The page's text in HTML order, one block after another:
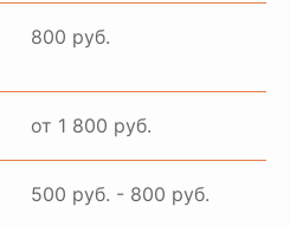
800 руб.
от 1 800 руб.
500 руб. - 800 руб.